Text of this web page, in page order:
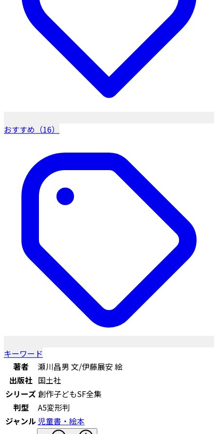
おすすめ（16）
キーワード
著者
瀬川昌男 文/伊藤展安 絵
出版社 国土社
シリーズ 創作子どもSF全集
判型
A5変形判
ジャンル 児童書・絵本